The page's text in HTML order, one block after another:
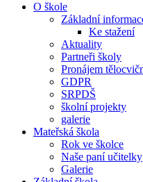
O škole
Základní
Ke stažení
Aktuality
Partneři školy
Pronájem
GDPR
SRPDŠ
školní projekty
galerie
Mateřská škola
Rok ve školce
Naše paní učitelky
Galerie